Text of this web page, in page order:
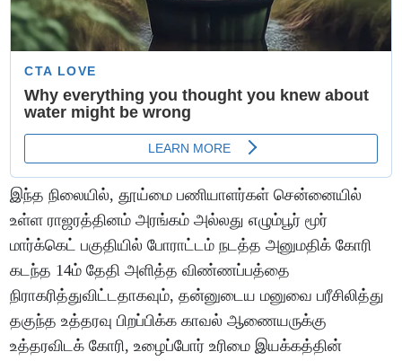
இந்த நிலையில், தூய்மை பணியாளர்கள் சென்னையில்
உள்ள ராஜரத்தினம் அரங்கம் அல்லது எழும்பூர் மூர்
மார்க்கெட் பகுதியில் போராட்டம் நடத்த அனுமதிக் கோரி
கடந்த 14ம் தேதி அளித்த விண்ணப்பத்தை
நிராகரித்துவிட்டதாகவும், தன்னுடைய மனுவை பரீசிலித்து
தகுந்த உத்தரவு பிறப்பிக்க காவல் ஆணையருக்கு
உத்தரவிடக் கோரி, உழைப்போர் உரிமை இயக்கத்தின்